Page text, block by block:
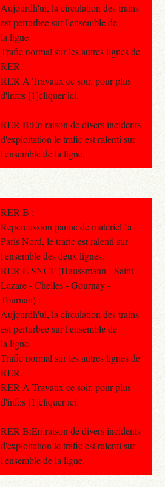
Aujourdh'ui, la circulation des trains
est perturbee sur l'ensemble de
la ligne.
Trafic normal sur les autres lignes de
RER.
RER A Travaux ce soir, pour plus
d'infos [1]cliquer ici.
RER B:En raison de divers incidents
d'exploitation le trafic est ralenti sur
l'ensemble de la ligne.
RER B :
Repercussion panne de materiel `a
Paris Nord, le trafic est ralenti sur
l'ensemble des deux lignes.
RER E SNCF (Haussmann - Saint-
Lazare - Chelles - Gournay -
Tournan) :
Aujourdh'ui, la circulation des trains
est perturbee sur l'ensemble de
la ligne.
Trafic normal sur les autres lignes de
RER.
RER A Travaux ce soir, pour plus
d'infos [1]cliquer ici.
RER B:En raison de divers incidents
d'exploitation le trafic est ralenti sur
l'ensemble de la ligne.